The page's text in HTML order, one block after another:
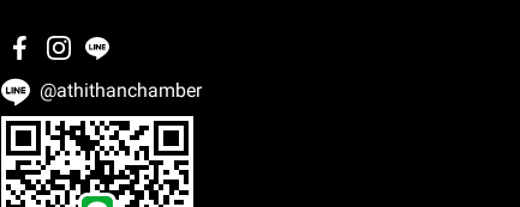
@athithanchamber